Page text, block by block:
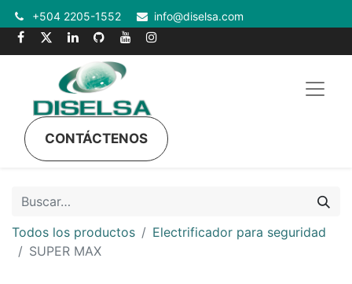
+504 2205-1552 info@diselsa.com
CONTÁCTENOS
Todos los productos
Electrificador para seguridad
SUPER MAX